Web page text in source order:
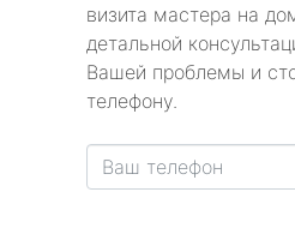
визита мастера на
детальной
Вашей проблемы и
телефону.